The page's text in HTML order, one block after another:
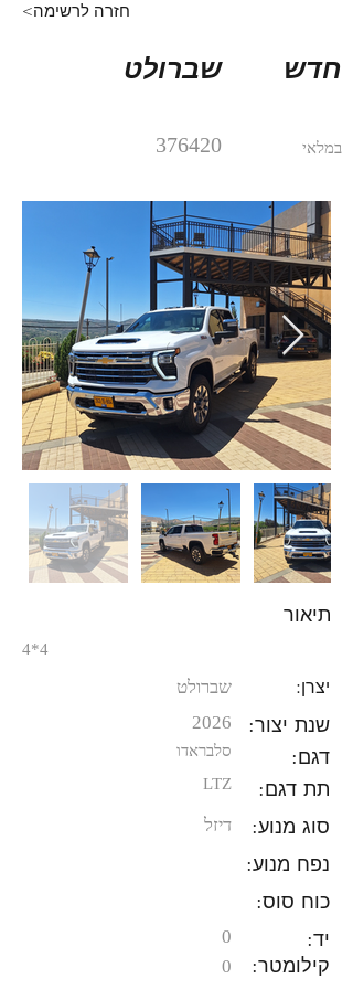
<חזרה לרשימה
שברולט חדש
376420 במלאי
תיאור
4*4
שברולט יצרן:
2026 שנת יצור:
סלבראדו דגם:
LTZ תת דגם:
דיזל
סוג מנוע:
נפח מנוע:
כוח סוס:
0 יד:
0 קילומטר: